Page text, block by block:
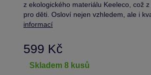
z ekologického materiálu Keeleco, což
pro děti. Osloví nejen vzhledem, ale i
informací
599 Kč
skladem 8 kusů